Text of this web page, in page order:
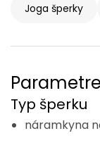
Joga šperky
Parametre
Typ šperku
náramkyna